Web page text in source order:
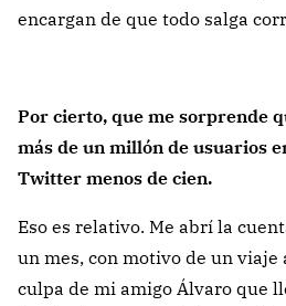
encargan de que todo salga
Por cierto, que me sorprende
más de un millón de usuarios
Twitter menos de cien.
Eso es relativo. Me abrí la
un mes, con motivo de un viaje
culpa de mi amigo Álvaro que